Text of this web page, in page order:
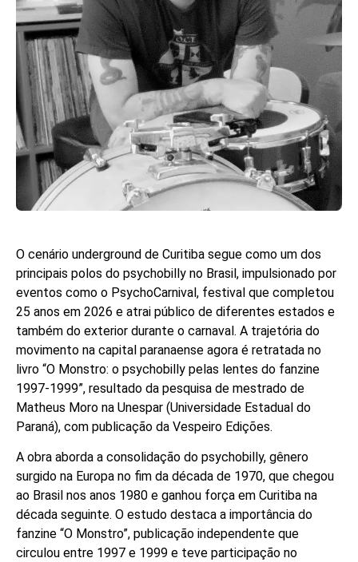
O cenário underground de Curitiba segue como um dos
principais polos do psychobilly no Brasil, impulsionado por
eventos como o PsychoCarnival, festival que completou
25 anos em 2026 e atrai público de diferentes estados e
também do exterior durante o carnaval. A trajetória do
movimento na capital paranaense agora é retratada no
livro “O Monstro: o psychobilly pelas lentes do fanzine
1997-1999”, resultado da pesquisa de mestrado de
Matheus Moro na Unespar (Universidade Estadual do
Paraná), com publicação da Vespeiro Edições.
A obra aborda a consolidação do psychobilly, gênero
surgido na Europa no fim da década de 1970, que chegou
ao Brasil nos anos 1980 e ganhou força em Curitiba na
década seguinte. O estudo destaca a importância do
fanzine “O Monstro”, publicação independente que
circulou entre 1997 e 1999 e teve participação no